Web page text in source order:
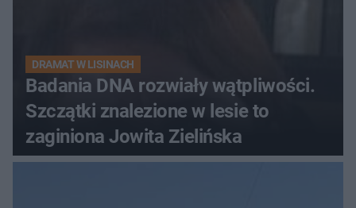
DRAMAT W LISINACH
Badania DNA rozwiały wątpliwości.
Szczątki znalezione w lesie to
zaginiona Jowita Zielińska